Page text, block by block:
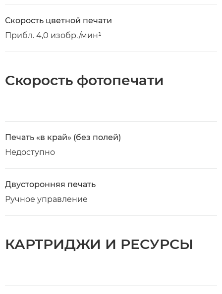
Скорость цветной печати
Прибл. 4,0 изобр./мин¹
Скорость фотопечати
Печать «в край» (без полей)
Недоступно
Двусторонняя печать
Ручное управление
КАРТРИДЖИ И РЕСУРСЫ